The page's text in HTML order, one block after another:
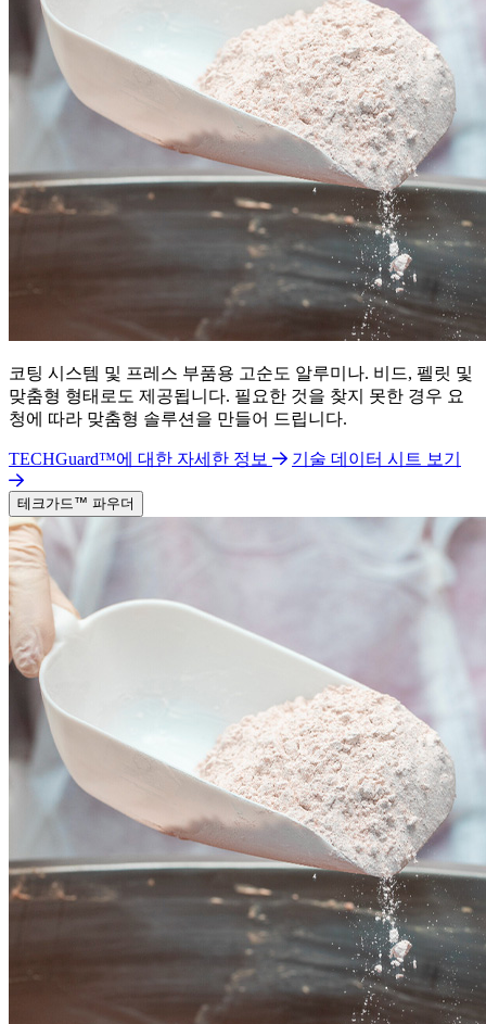
코팅 시스템 및 프레스 부품용 고순도 알루미나. 비드, 펠릿 및
맞춤형 형태로도 제공됩니다. 필요한 것을 찾지 못한 경우 요
청에 따라 맞춤형 솔루션을 만들어 드립니다.
TECHGuard™에 대한 자세한 정보 기술 데이터 시트 보기
테크가드™ 파우더